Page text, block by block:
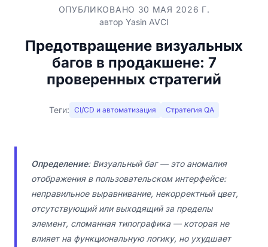
ОПУБЛИКОВАНО 30 МАЯ 2026 Г.
автор Yasin AVCI
Предотвращение визуальных
багов в продакшене: 7
проверенных стратегий
Теги: CI/CD и автоматизация Стратегия QA
Определение: Визуальный баг — это аномалия
отображения в пользовательском интерфейсе:
неправильное выравнивание, некорректный цвет,
отсутствующий или выходящий за пределы
элемент, сломанная типографика — которая не
влияет на функциональную логику, но ухудшает